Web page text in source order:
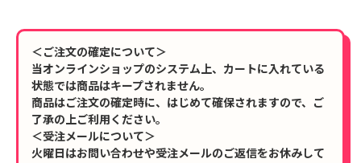
＜ご注文の確定について＞
当オンラインショップのシステム上、カートに入れている
状態では商品はキープされません。
商品はご注文の確定時に、はじめて確保されますので、ご
了承の上ご利用ください。
＜受注メールについて＞
火曜日はお問い合わせや受注メールのご返信をお休みして